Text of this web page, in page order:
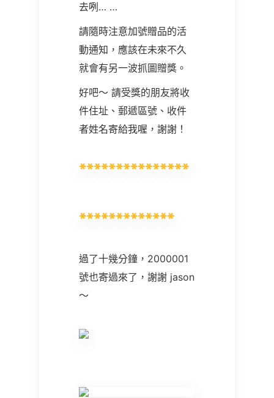
去咧 … …
請隨時注意加號贈品的活
動通知，應該在未來不久
就會有另一波抓圖贈獎。
好吧～ 請受獎的朋友將收
件住址、郵遞區號、收件
者姓名寄給我喔，謝謝！
過了十幾分鐘， 2000001
號也寄過來了，謝謝 jason
～